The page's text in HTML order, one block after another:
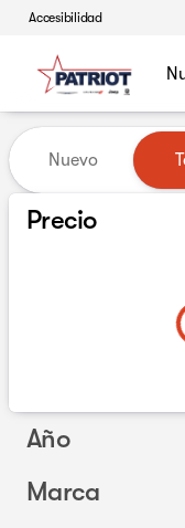
Accesibilidad
Vehículos
Nuevo
Mostrar solo
Precio
Año
Marca